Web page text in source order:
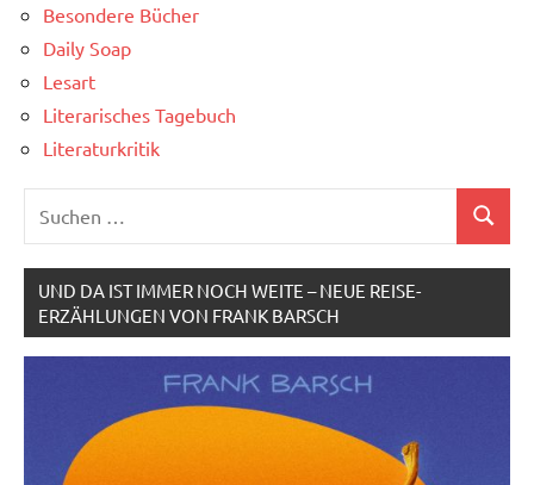
Besondere Bücher
Daily Soap
Lesart
Literarisches Tagebuch
Literaturkritik
Suchen
UND DA IST IMMER NOCH WEITE – NEUE REISE-
ERZÄHLUNGEN VON FRANK BARSCH